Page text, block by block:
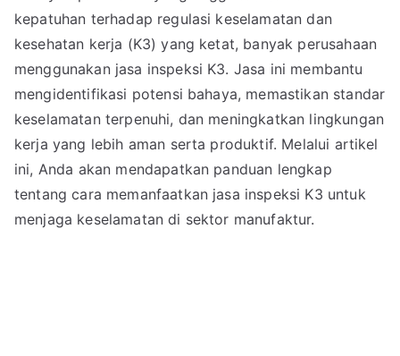
kepatuhan terhadap regulasi keselamatan dan
kesehatan kerja (K3) yang ketat, banyak perusahaan
menggunakan jasa inspeksi K3. Jasa ini membantu
mengidentifikasi potensi bahaya, memastikan standar
keselamatan terpenuhi, dan meningkatkan lingkungan
kerja yang lebih aman serta produktif. Melalui artikel
ini, Anda akan mendapatkan panduan lengkap
tentang cara memanfaatkan jasa inspeksi K3 untuk
menjaga keselamatan di sektor manufaktur.